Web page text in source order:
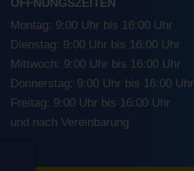
ÖFFNUNGSZEITEN
Montag: 9:00 Uhr bis 16:00 Uhr
Dienstag: 9:00 Uhr bis 16:00 Uhr
Mittwoch: 9:00 Uhr bis 16:00 Uhr
Donnerstag: 9:00 Uhr bis 16:00 Uhr
Freitag: 9:00 Uhr bis 16:00 Uhr
und nach Vereinbarung